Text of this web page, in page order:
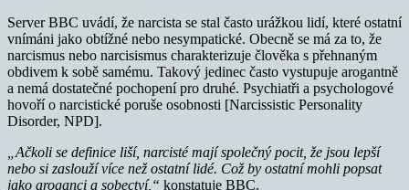
Server BBC uvádí, že narcista se stal často urážkou lidí, které ostatní
vnímáni jako obtížné nebo nesympatické. Obecně se má za to, že
narcismus nebo narcisismus charakterizuje člověka s přehnaným
obdivem k sobě samému. Takový jedinec často vystupuje arogantně
a nemá dostatečné pochopení pro druhé. Psychiatři a psychologové
hovoří o narcistické poruše osobnosti [Narcissistic Personality
Disorder, NPD].
„Ačkoli se definice liší, narcisté mají společný pocit, že jsou lepší
nebo si zaslouží více než ostatní lidé. Což by ostatní mohli popsat
jako aroganci a sobectví,“ konstatuje BBC.